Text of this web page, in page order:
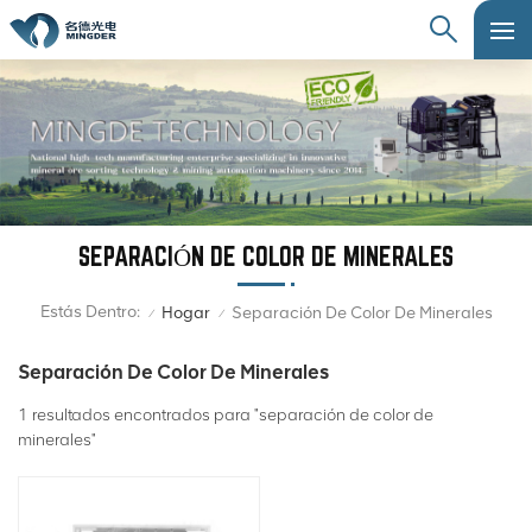
SEPARACIÓN DE COLOR DE MINERALES
Estás Dentro: / Hogar / Separación De Color De Minerales
Separación De Color De Minerales
1 resultados encontrados para "separación de color de
minerales"